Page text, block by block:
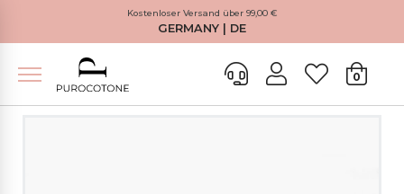
Kostenloser Versand über 99,00 €
GERMANY | DE
0